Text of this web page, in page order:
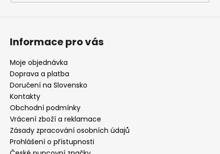
Informace pro vás
Moje objednávka
Doprava a platba
Doručení na Slovensko
Kontakty
Obchodní podmínky
Vrácení zboží a reklamace
Zásady zpracování osobních údajů
Prohlášení o přístupnosti